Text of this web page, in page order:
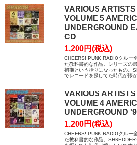
VARIOUS
VOLUME 5
UNDERGROUND
CD
1,200円(税込)
CHEERS! PUNK RADIOクルー
た教科書的な作品。シリーズの
初期という括りになったもの。
でレコードを探してた時代が懐
VARIOUS
VOLUME 4
UNDERGROUND
1,200円(税込)
CHEERS! PUNK RADIOクルー
た教科書的な作品。